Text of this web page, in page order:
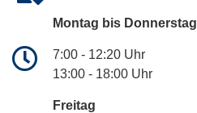
Montag bis Donnerstag
7:00 - 12:20 Uhr
13:00 - 18:00 Uhr
Freitag